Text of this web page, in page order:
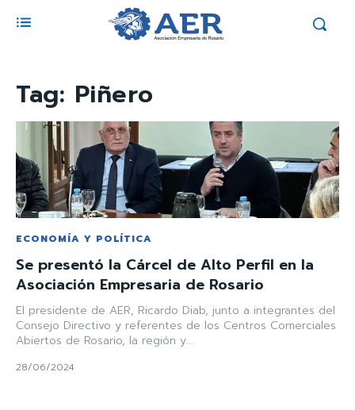
Tag: Piñero
ECONOMÍA Y POLÍTICA
Se presentó la Cárcel de Alto Perfil en la
Asociación Empresaria de Rosario
El presidente de AER, Ricardo Diab, junto a integrantes del
Consejo Directivo y referentes de los Centros Comerciales
Abiertos de Rosario, la región y...
28/06/2024